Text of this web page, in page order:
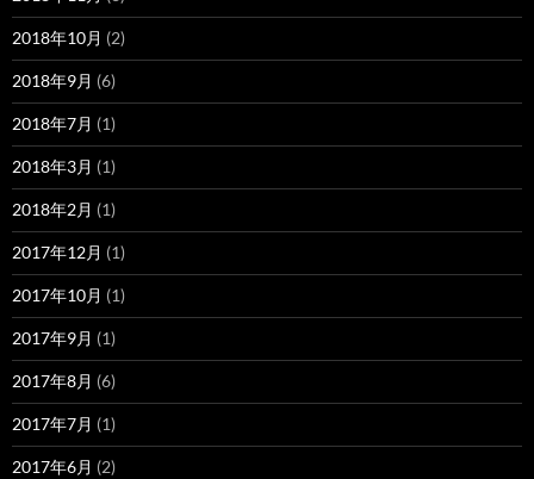
2018年10月 (2)
2018年9月 (6)
2018年7月 (1)
2018年3月 (1)
2018年2月 (1)
2017年12月 (1)
2017年10月 (1)
2017年9月 (1)
2017年8月 (6)
2017年7月 (1)
2017年6月 (2)